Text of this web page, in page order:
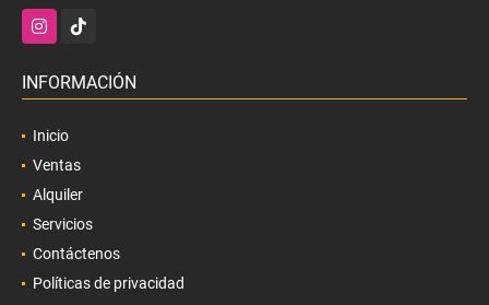
Instagram
TikTok
INFORMACIÓN
Inicio
Ventas
Alquiler
Servicios
Contáctenos
Políticas de privacidad